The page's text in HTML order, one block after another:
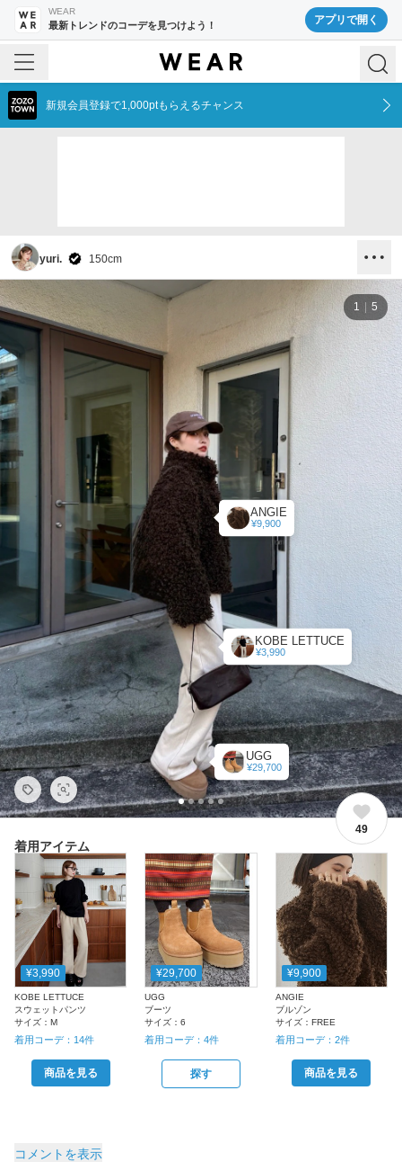
WEAR
最新トレンドのコーデを見つけよう！ アプリで開く
新規会員登録で1,000ptもらえるチャンス
yuri. 150cm
KOBE LETTUCE
¥3,990
UGG
¥29,700
ANGIE
¥9,900
1 5
49
着用アイテム
¥3,990
KOBE LETTUCE
スウェットパンツ
サイズ： M
着用コーデ： 14件
商品を見る
¥29,700
UGG
ブーツ
サイズ：6
着用コーデ：4件
探す
¥9,900
ANGIE
ブルゾン
サイズ： FREE
着用コーデ： 2件
商品を見る
コメントを表示